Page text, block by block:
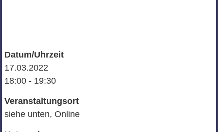
Datum/Uhrzeit
17.03.2022
18:00 - 19:30
Veranstaltungsort
siehe unten, Online